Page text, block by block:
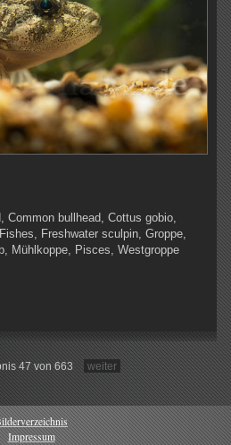
Common bullhead, Cottus gobio,
Freshwater sculpin, Groppe,
Mühlkoppe, Pisces, Westgroppe
47 von 663 weiter
Impressum